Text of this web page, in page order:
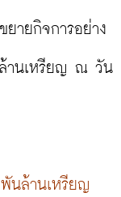
ายกิจการอย่าง
ล้านเหรียญ ณ วัน
พันล้านเหรียญ